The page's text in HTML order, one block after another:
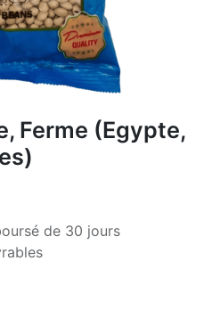
Ferme (Egypte,
de 30 jours